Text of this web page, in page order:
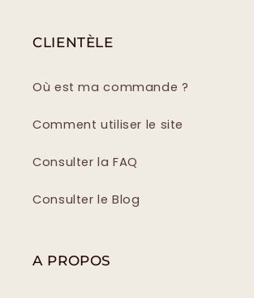
CLIENTÈLE
Où est ma commande ?
Comment utiliser le site
Consulter la FAQ
Consulter le Blog
A PROPOS